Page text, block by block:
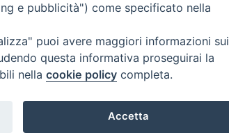
e pubblicità") come specificato nella
puoi avere maggiori informazioni sui
questa informativa proseguirai la
nella cookie policy completa.
Accetta